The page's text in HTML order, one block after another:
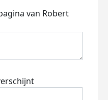
van Robert